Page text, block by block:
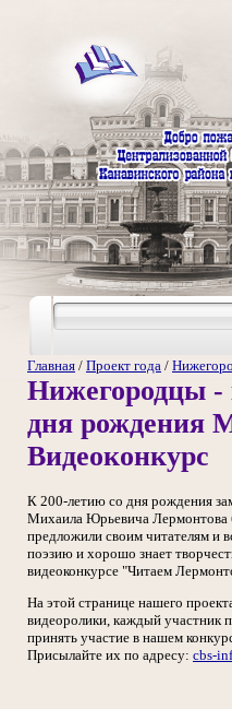
Главная / Проект года /
Нижегородцы -
дня рождения
Видеоконкурс
К 200-летию со дня рождения
Михаила Юрьевича Лермонтова
предложили своим читателям и
поэзию и хорошо знает
видеоконкурсе "Читаем
На этой странице нашего
видеоролики, каждый участник
принять участие в нашем
Присылайте их по адресу: cbs-